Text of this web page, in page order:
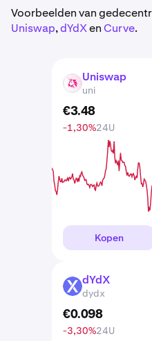
Voorbeelden van
Uniswap,dYdXen Curve.
UNI Uniswap
uni
€3.48
-1,30%24U
Kopen
DYDX dYdX
dydx
€0.098
-3,30%24U